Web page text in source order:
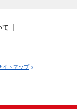
て
イトマップ